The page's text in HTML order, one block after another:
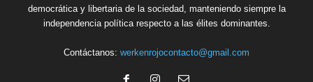
democrática y libertaria de la sociedad, manteniendo siempre la
independencia política respecto a las élites dominantes.
Contáctanos: werkenrojocontacto@gmail.com